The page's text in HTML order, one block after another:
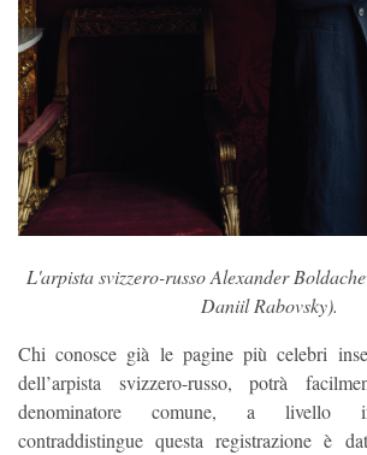
L'arpista svizzero-russo Alexander
Daniil Rabovsky).
Chi conosce già le pagine più celebri
dell’arpista svizzero-russo, potrà
denominatore comune, a livello
contraddistingue questa registrazione è